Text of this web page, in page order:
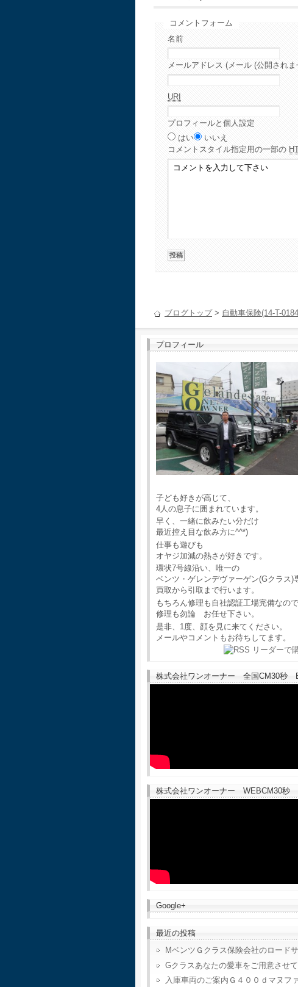
コメントフォーム
名前
メールアドレス (メール (公開されま
URI
プロフィールと個人設定
はい
いいえ
コメント スタイル指定用の一部の
ブログトップ> 自動車保険(14-T-
プロフィール
子ども好きが高じて、
4人の息子に囲まれています。
早く、一緒に飲みたい分だけ
最近控え目な飲み方に^^*)
仕事も遊びも
オヤジ加減の熱さが好きです。
環状7号線沿い、唯一の
ベンツ・ゲレンデヴァーゲン(Gクラス)
買取から引取まで行います。
もちろん修理も自社認証工場完備なの
修理も勿論 お任せ下さい。
是非、1度、顔を見に来てください。
メールやコメントもお待ちしてます。
株式会社ワンオーナー 全国CM30秒
株式会社ワンオーナー WEBCM30秒
Google+
最近の投稿
MベンツＧクラス保険会社のロード
Gクラスあなたの愛車をご用意させ
入庫車両のご案内Ｇ４００ｄマヌフ